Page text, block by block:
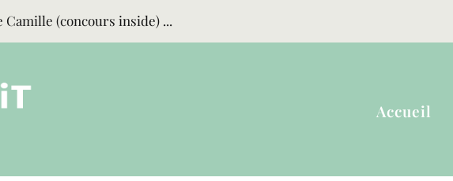
Camille (concours inside) ...
Accueil